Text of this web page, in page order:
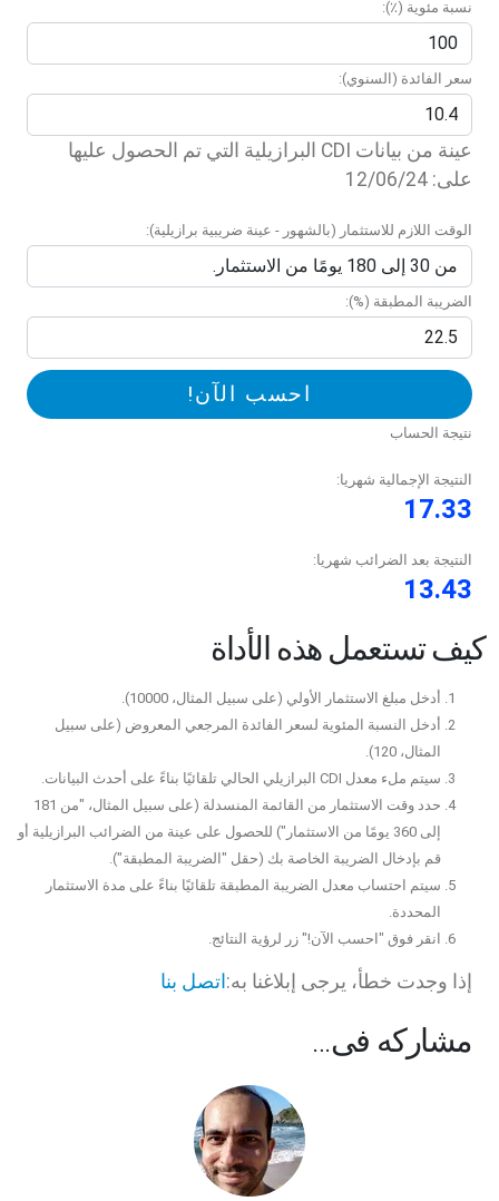
نسبة مئوية (٪):
سعر الفائدة (السنوي):
عينة من بيانات CDI البرازيلية التي تم الحصول عليها
على: 12/06/24
الوقت اللازم للاستثمار (بالشهور - عينة ضريبية برازيلية):
الضريبة المطبقة (%):
احسب الآن!
نتيجة الحساب
النتيجة الإجمالية شهريا:
17.33
النتيجة بعد الضرائب شهريا:
13.43
كيف تستعمل هذه الأداة
أدخل مبلغ الاستثمار الأولي (على سبيل المثال، 10000).
أدخل النسبة المئوية لسعر الفائدة المرجعي المعروض (على سبيل
المثال، 120).
سيتم ملء معدل CDI البرازيلي الحالي تلقائيًا بناءً على أحدث البيانات.
حدد وقت الاستثمار من القائمة المنسدلة (على سبيل المثال، "من 181
إلى 360 يومًا من الاستثمار") للحصول على عينة من الضرائب البرازيلية أو
قم بإدخال الضريبة الخاصة بك (حقل "الضريبة المطبقة").
سيتم احتساب معدل الضريبة المطبقة تلقائيًا بناءً على مدة الاستثمار
المحددة.
انقر فوق "احسب الآن!" زر لرؤية النتائج.
إذا وجدت خطأ، يرجى إبلاغنا به: اتصل بنا
مشاركه فى…